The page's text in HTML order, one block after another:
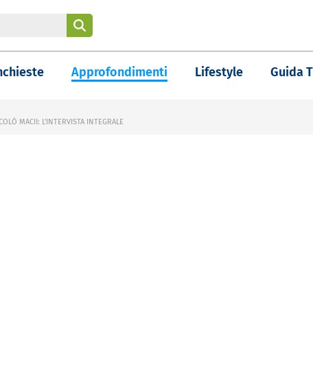
Approfondimenti Lifestyle Guida
MACII: L'INTERVISTA INTEGRALE